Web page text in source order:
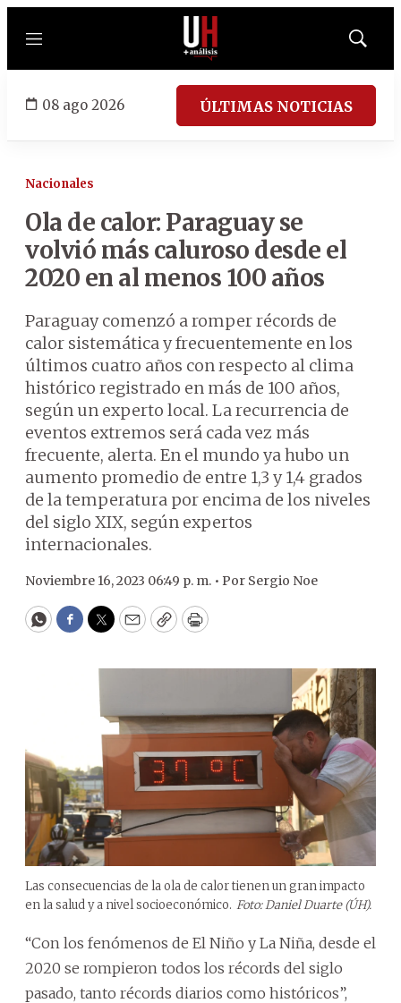
Menú
Mostrar
08 ago 2026 ÚLTIMAS NOTICIAS
Nacionales
Ola de calor: Paraguay se
volvió más caluroso desde el
2020 en al menos 100 años
Paraguay comenzó a romper récords de
calor sistemática y frecuentemente en los
últimos cuatro años con respecto al clima
histórico registrado en más de 100 años,
según un experto local. La recurrencia de
eventos extremos será cada vez más
frecuente, alerta. En el mundo ya hubo un
aumento promedio de entre 1,3 y 1,4 grados
de la temperatura por encima de los niveles
del siglo XIX, según expertos
internacionales.
Noviembre 16, 2023 06:49 p. m. • Por Sergio Noe
WhatsApp
Facebook
Twitter
EmailCopyPrint
Las consecuencias de la ola de calor tienen un gran impacto
en la salud y a nivel socioeconómico. Foto: Daniel Duarte (ÚH).
“Con los fenómenos de El Niño y La Niña, desde el
2020 se rompieron todos los récords del siglo
pasado, tanto récords diarios como históricos”,